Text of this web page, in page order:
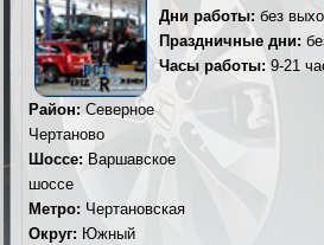
Дни работы: без
Праздничные дни:
Часы работы:9-21
Район: Северное
Чертаново
Шоссе: Варшавское
шоссе
Метро: Чертановская
Округ: Южный